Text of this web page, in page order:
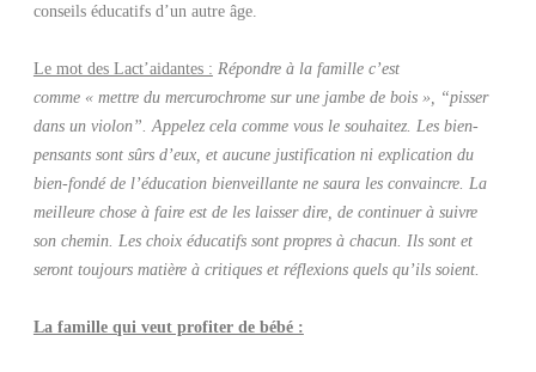
conseils éducatifs d’un autre âge.
Le mot des Lact’aidantes : Répondre à la famille c’est
comme « mettre du mercurochrome sur une jambe de bois », “pisser
dans un violon”. Appelez cela comme vous le souhaitez. Les bien-
pensants sont sûrs d’eux, et aucune justification ni explication du
bien-fondé de l’éducation bienveillante ne saura les convaincre. La
meilleure chose à faire est de les laisser dire, de continuer à suivre
son chemin. Les choix éducatifs sont propres à chacun. Ils sont et
seront toujours matière à critiques et réflexions quels qu’ils soient.
La famille qui veut profiter de bébé :